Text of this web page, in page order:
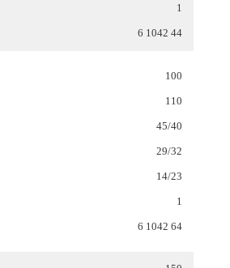
1
6 1042 44
100
110
45/40
29/32
14/23
1
6 1042 64